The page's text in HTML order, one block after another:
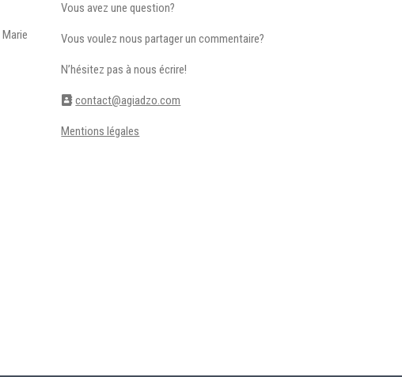
Marie
Vous avez une question?
Vous voulez nous partager un commentaire?
N’hésitez pas à nous écrire!
contact@agiadzo.com
Mentions légales